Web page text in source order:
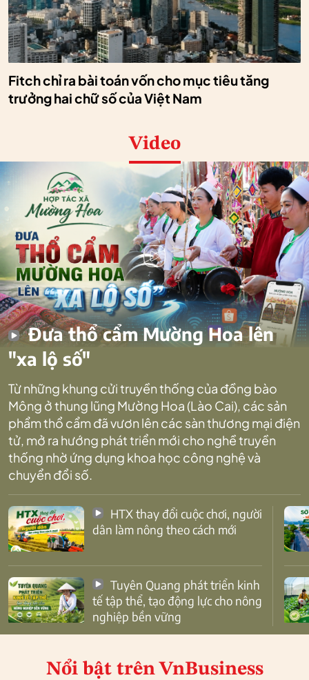
Fitch chỉ ra bài toán vốn cho mục tiêu tăng
trưởng hai chữ số của Việt Nam
Video
Đưa thổ cẩm Mường Hoa lên
"xa lộ số"
Từ những khung cửi truyền thống của đồng bào
Mông ở thung lũng Mường Hoa (Lào Cai), các sản
phẩm thổ cẩm đã vươn lên các sàn thương mại điện
tử, mở ra hướng phát triển mới cho nghề truyền
thống nhờ ứng dụng khoa học công nghệ và
chuyển đổi số.
dân làm nông theo cách mới
tế tập thể, tạo động lực cho nông
nghiệp bền vững
Nổi bật trên VnBusiness